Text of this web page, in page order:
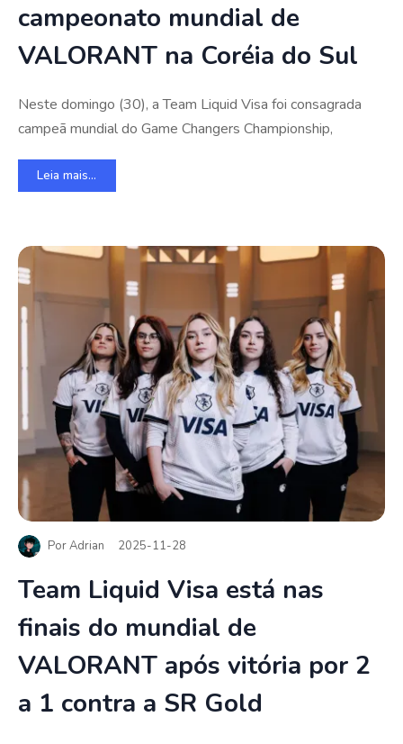
campeonato mundial de
VALORANT na Coréia do Sul
Neste domingo (30), a Team Liquid Visa foi consagrada
campeã mundial do Game Changers Championship,
Leia mais...
PorAdrian 2025-11-28
Team Liquid Visa está nas
finais do mundial de
VALORANT após vitória por 2
a 1 contra a SR Gold